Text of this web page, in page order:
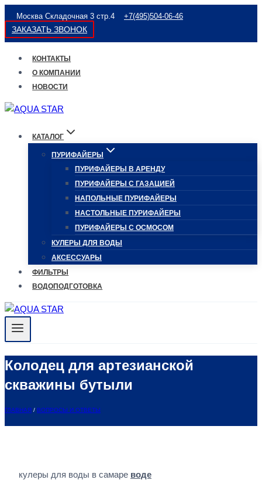
Перейти
к
содержимому
Москва Складочная 3 стр.4 +7(495)504-06-46
ЗАКАЗАТЬ ЗВОНОК
КОНТАКТЫ
О КОМПАНИИ
НОВОСТИ
КАТАЛОГ
ПУРИФАЙЕРЫ
ПУРИФАЙЕРЫ В АРЕНДУ
ПУРИФАЙЕРЫ С ГАЗАЦИЕЙ
НАПОЛЬНЫЕ ПУРИФАЙЕРЫ
НАСТОЛЬНЫЕ ПУРИФАЙЕРЫ
ПУРИФАЙЕРЫ С ОСМОСОМ
КУЛЕРЫ ДЛЯ ВОДЫ
АКСЕССУАРЫ
ФИЛЬТРЫ
ВОДОПОДГОТОВКА
Колодец для артезианской
скважины бутыли
ГЛАВНАЯ / ВОПРОСЫ И ОТВЕТЫ
кулеры для воды в самаре воде